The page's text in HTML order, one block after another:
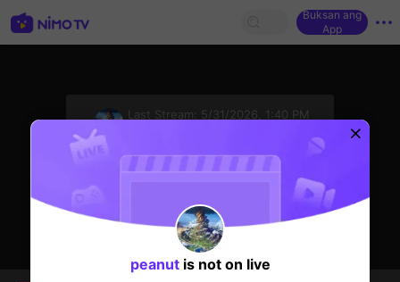
Buksan ang
App
Last Stream:
5/31/2026, 1:40 PM
peanutis not on live